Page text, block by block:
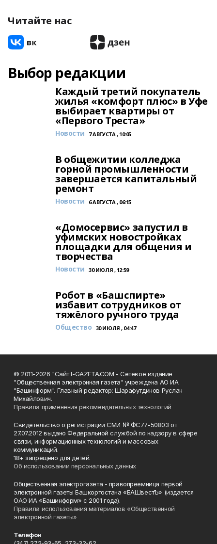
Читайте нас
Выбор редакции
Каждый третий покупатель
жилья «комфорт плюс» в Уфе
выбирает квартиры от
«Первого Треста»
Новости 7 АВГУСТА , 10:05
В общежитии колледжа
горной промышленности
завершается капитальный
ремонт
Новости 6 АВГУСТА , 06:15
«Домосервис» запустил в
уфимских новостройках
площадки для общения и
творчества
Новости 30 ИЮЛЯ , 12:59
Робот в «Башспирте»
избавит сотрудников от
тяжёлого ручного труда
Общество 30 ИЮЛЯ , 04:47
© 2011-2026 "Сайт I-GAZETA.COM - Сетевое издание
"Общественная электронная газета" учреждена АО ИА
"Башинформ". Главный редактор: Шарафутдинов Руслан
Михайлович.
Правила применения рекомендательных технологий
Свидетельство о регистрации СМИ № ФС77-50803 от
27.07.2012 выдано Федеральной службой по надзору в сфере
связи, информационных технологий и массовых
коммуникаций.
18+ запрещено для детей.
Об использовании персональных данных
Общественная электрогазета - правопреемница первой
электронной газеты Башкортостана «БАШвестЪ» (издается
ОАО ИА «Башинформ» с 2001 года).
Правила использования материалов «Общественной
электронной газеты»
Телефон